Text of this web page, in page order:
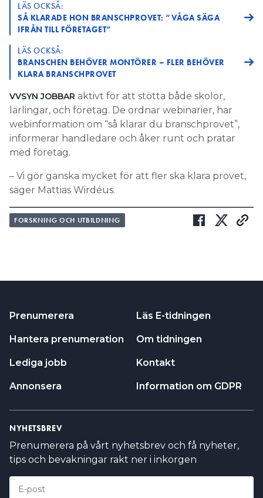
LÄS OCKSÅ:
SÅ KLARADE HON BRANSCHPROVET: ”VÅGA SÄGA
IFRÅN TILL FÖRETAGET”
LÄS OCKSÅ:
BRANSCHEN BEHÖVER MONTÖRER – FLER BEHÖVER
KLARA BRANSCHPROVET
VVSYN JOBBAR aktivt för att stötta både skolor,
lärlingar, och företag. De ordnar webinarier, har
webinformation om “så klarar du branschprovet”,
informerar handledare och åker runt och pratar
med företag.
– Vi gör ganska mycket för att fler ska klara provet,
säger Mattias Wirdéus.
FORSKNING OCH UTBILDNING
Prenumerera
Hantera prenumeration
Lediga jobb
Annonsera
Läs E-tidningen
Om tidningen
Kontakt
Information om GDPR
NYHETSBREV
Prenumerera på vårt nyhetsbrev och få nyheter,
tips och bevakningar rakt ner i inkorgen